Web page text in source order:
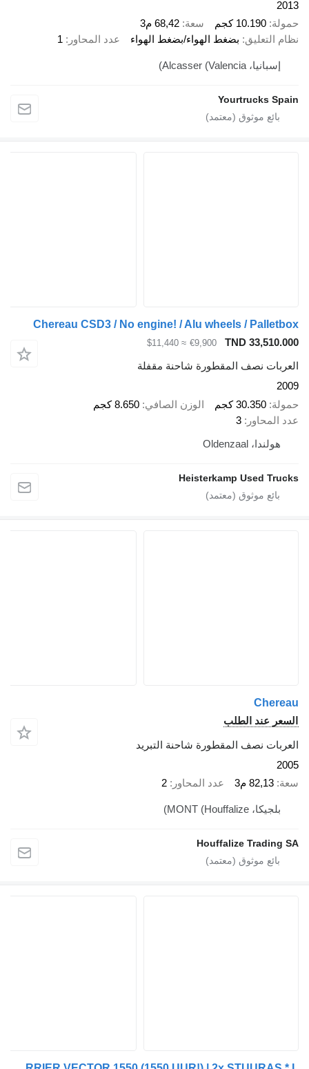
10.190 كجم سعة 68,42 م3
التعليق بضغط الهواء/بضغط الهواء عدد المحاور 1
إسبانيا، Alcasser (Valencia)
Yourtrucks
Chereau CSD3 / No engine! / Alu wheels /
TND
€9,900
≈ $11,440
نصف المقطورة شاحنة مقفلة
30.350 كجم الوزن الصافي 8.650 كجم
المحاور 3
هولندا، Oldenzaal
Heisterkamp Used
عند الطلب
نصف المقطورة شاحنة التبريد
82,13 م3 عدد المحاور 2
بلجيكا، MONT (Houffalize)
Houffalize Trading